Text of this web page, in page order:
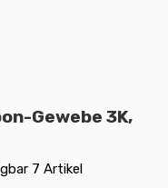
Gewebe 3K,
7 Artikel